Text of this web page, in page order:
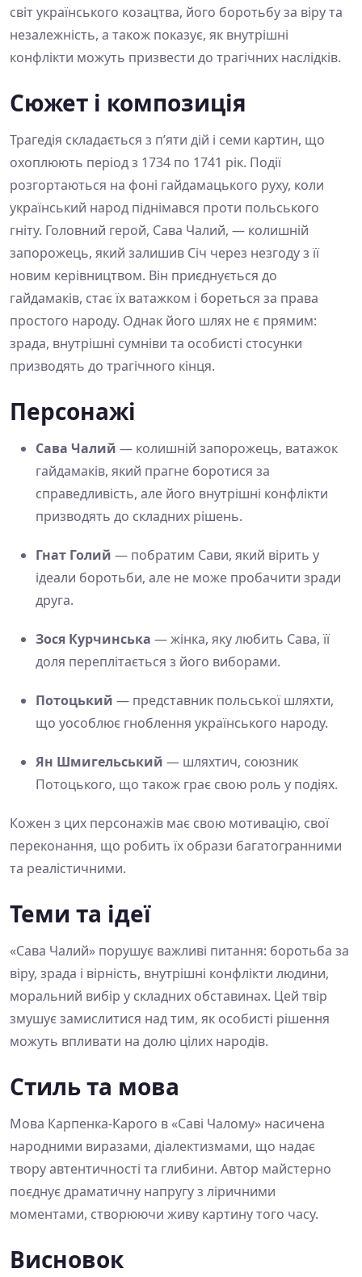
світ українського козацтва, його боротьбу за віру та
незалежність, а також показує, як внутрішні
конфлікти можуть призвести до трагічних наслідків.
Сюжет і композиція
Трагедія складається з п’яти дій і семи картин, що
охоплюють період з 1734 по 1741 рік. Події
розгортаються на фоні гайдамацького руху, коли
український народ піднімався проти польського
гніту. Головний герой, Сава Чалий, — колишній
запорожець, який залишив Січ через незгоду з її
новим керівництвом. Він приєднується до
гайдамаків, стає їх ватажком і бореться за права
простого народу. Однак його шлях не є прямим:
зрада, внутрішні сумніви та особисті стосунки
призводять до трагічного кінця.
Персонажі
Сава Чалий — колишній запорожець, ватажок
гайдамаків, який прагне боротися за
справедливість, але його внутрішні конфлікти
призводять до складних рішень.
Гнат Голий — побратим Сави, який вірить у
ідеали боротьби, але не може пробачити зради
друга.
Зося Курчинська — жінка, яку любить Сава, її
доля переплітається з його виборами.
Потоцький — представник польської шляхти,
що уособлює гноблення українського народу.
Ян Шмигельський — шляхтич, союзник
Потоцького, що також грає свою роль у подіях.
Кожен з цих персонажів має свою мотивацію, свої
переконання, що робить їх образи багатогранними
та реалістичними.
Теми та ідеї
«Сава Чалий» порушує важливі питання: боротьба за
віру, зрада і вірність, внутрішні конфлікти людини,
моральний вибір у складних обставинах. Цей твір
змушує замислитися над тим, як особисті рішення
можуть впливати на долю цілих народів.
Стиль та мова
Мова Карпенка-Карого в «Саві Чалому» насичена
народними виразами, діалектизмами, що надає
твору автентичності та глибини. Автор майстерно
поєднує драматичну напругу з ліричними
моментами, створюючи живу картину того часу.
Висновок